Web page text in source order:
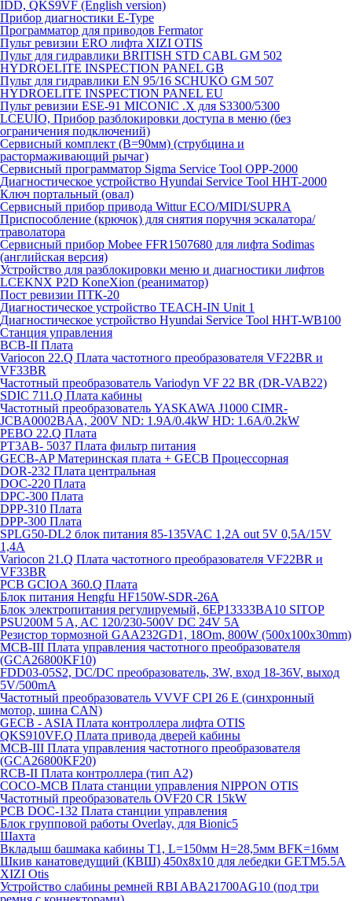
IDD, QKS9VF (English version)
Прибор диагностики E-Type
Программатор для приводов Fermator
Пульт ревизии ERO лифта XIZI OTIS
Пульт для гидравлики BRITISH STD CABL GM 502
HYDROELITE INSPECTION PANEL GB
Пульт для гидравлики EN 95/16 SCHUKO GM 507
HYDROELITE INSPECTION PANEL EU
Пульт ревизии ESE-91 MICONIC .X для S3300/5300
LCEUIO, Прибор разблокировки доступа в меню (без
ограничения подключений)
Сервисный комплект (В=90мм) (струбцина и
растормаживающий рычаг)
Сервисный программатор Sigma Service Tool OPP-2000
Диагностическое устройство Hyundai Service Tool HHT-2000
Ключ портальный (овал)
Сервисный прибор привода Wittur ECO/MIDI/SUPRA
Приспособление (крючок) для снятия поручня эскалатора/
траволатора
Сервисный прибор Mobee FFR1507680 для лифта Sodimas
(английская версия)
Устройство для разблокировки меню и диагностики лифтов
LCEKNX P2D KoneXion (реаниматор)
Пост ревизии ПТК-20
Диагностическое устройство TEACH-IN Unit 1
Диагностическое устройство Hyundai Service Tool HHT-WB100
Станция управления
BCB-II Плата
Variocon 22.Q Плата частотного преобразователя VF22BR и
VF33BR
Частотный преобразователь Variodyn VF 22 BR (DR-VAB22)
SDIC 711.Q Плата кабины
Частотный преобразователь YASKAWA J1000 CIMR-
JCBA0002BAA, 200V ND: 1.9A/0.4kW HD: 1.6A/0.2kW
PEBO 22.Q Плата
РТ3АВ- 5037 Плата фильтр питания
GECB-AP Материнская плата + GECB Процессорная
DOR-232 Плата центральная
DOC-220 Плата
DPC-300 Плата
DPP-310 Плата
DPP-300 Плата
SPLG50-DL2 блок питания 85-135VAC 1,2А out 5V 0,5А/15V
1,4А
Variocon 21.Q Плата частотного преобразователя VF22BR и
VF33BR
PCB GCIOA 360.Q Плата
Блок питания Hengfu HF150W-SDR-26A
Блок электропитания регулируемый, 6EP13333BA10 SITOP
PSU200M 5 A, AC 120/230-500V DC 24V 5A
Резистор тормозной GAA232GD1, 18Om, 800W (500x100x30mm)
MCB-III Плата управления частотного преобразователя
(GCA26800KF10)
FDD03-05S2, DC/DC преобразователь, 3W, вход 18-36V, выход
5V/500mA
Частотный преобразователь VVVF CPI 26 E (синхронный
мотор, шина CAN)
GECB - ASIA Плата контроллера лифта OTIS
QKS910VF.Q Плата привода дверей кабины
MCB-III Плата управления частотного преобразователя
(GCA26800KF20)
RCB-II Плата контроллера (тип A2)
COCO-MCB Плата станции управления NIPPON OTIS
Частотный преобразователь OVF20 CR 15kW
PCB DOC-132 Плата станции управления
Блок групповой работы Overlay, для Bionic5
Шахта
Вкладыш башмака кабины T1, L=150мм H=28,5мм BFK=16мм
Шкив канатоведущий (КВШ) 450х8х10 для лебедки GETM5.5A
XIZI Otis
Устройство слабины ремней RBI ABA21700AG10 (под три